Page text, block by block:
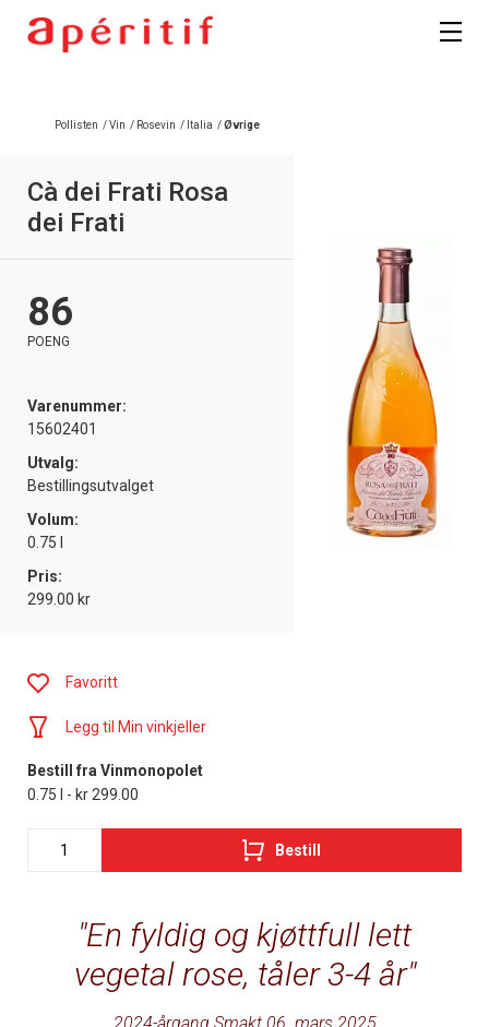
Pollisten /Vin / Rosevin / Italia /Øvrige
Cà dei Frati Rosa
dei Frati
86
POENG
Varenummer:
15602401
Utvalg:
Bestillingsutvalget
Volum:
0.75 l
Pris:
299.00 kr
En fyldig og kjøttfull lett
vegetal rose, tåler 3-4 år
Favoritt
Legg til Min vinkjeller
Bestill fra Vinmonopolet
0.75 l - kr 299.00
Bestill